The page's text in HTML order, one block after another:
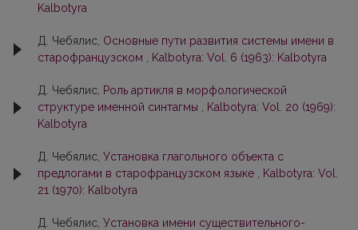
Kalbotyra
Д. Чебялис, Основные пути развития системы имени в
старофранцузском
Kalbotyra: Vol. 6 (1963): Kalbotyra
Д. Чебялис, Роль артикля в морфологической
структуре именной синтагмы
Kalbotyra: Vol. 20 (1969):
Kalbotyra
Д. Чебялис, Установка глагольного объекта с
предлогами в старофранцузском языке
Kalbotyra: Vol.
21 (1970): Kalbotyra
Д. Чебялис, Установка имени существительного-